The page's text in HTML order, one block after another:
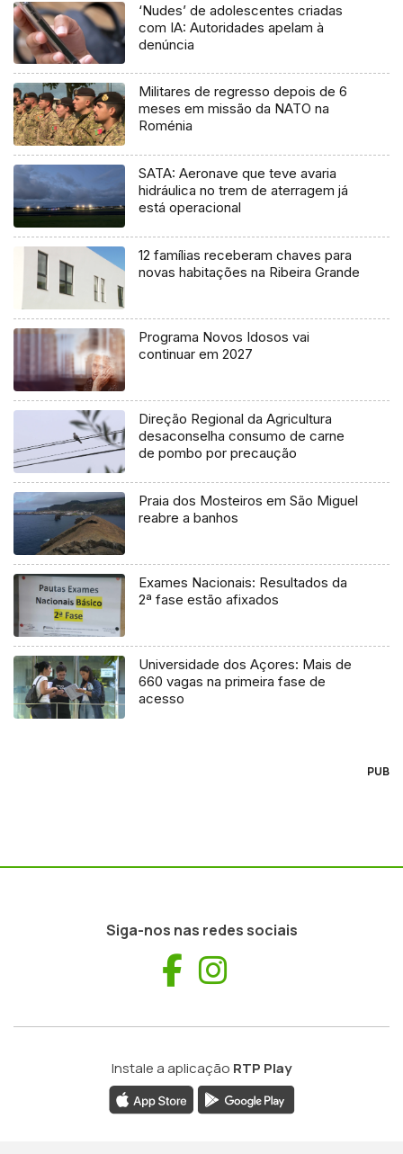
‘Nudes’ de adolescentes criadas
com IA: Autoridades apelam à
denúncia
Militares de regresso depois de 6
meses em missão da NATO na
Roménia
SATA: Aeronave que teve avaria
hidráulica no trem de aterragem já
está operacional
12 famílias receberam chaves para
novas habitações na Ribeira Grande
Programa Novos Idosos vai
continuar em 2027
Direção Regional da Agricultura
desaconselha consumo de carne
de pombo por precaução
Praia dos Mosteiros em São Miguel
reabre a banhos
Exames Nacionais: Resultados da
2ª fase estão afixados
Universidade dos Açores: Mais de
660 vagas na primeira fase de
acesso
PUB
Siga-nos nas redes sociais
Facebook
Instale a aplicação RTP Play